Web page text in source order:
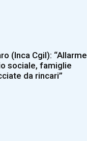
(Inca Cgil): “Allarme
sociale, famiglie
da rincari”